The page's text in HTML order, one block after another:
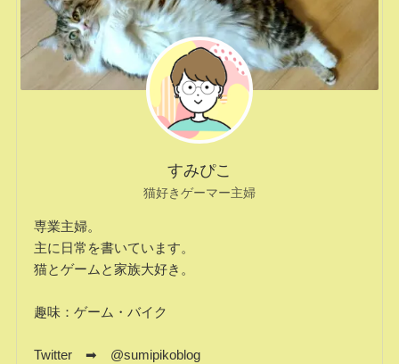
すみぴこ
猫好きゲーマー主婦
専業主婦。
主に日常を書いています。
猫とゲームと家族大好き。
趣味：ゲーム・バイク
Twitter ➡ @sumipikoblog